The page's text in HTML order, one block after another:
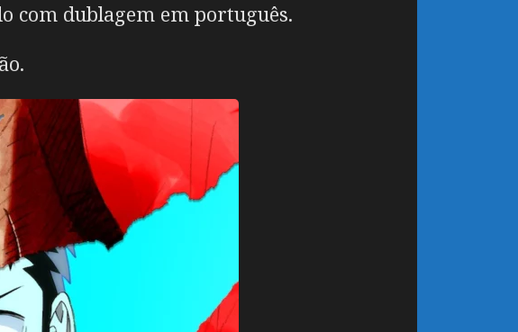
com dublagem em português.